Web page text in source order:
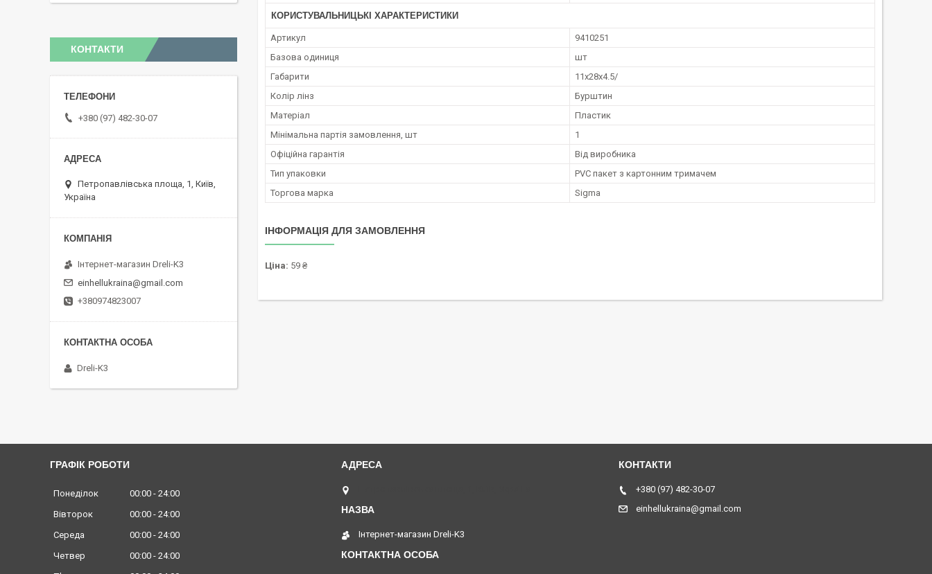
КОРИСТУВАЛЬНИЦЬКІ ХАРАКТЕРИСТИКИ
Артикул
9410251
Базова одиниця
шт
Габарити
11x28x4.5/
Колір лінз
Бурштин
Матеріал
Пластик
Мінімальна партія замовлення, шт
1
Офіційна гарантія
Від виробника
Тип упаковки
PVC пакет з картонним тримачем
Торгова марка
Sigma
ІНФОРМАЦІЯ ДЛЯ ЗАМОВЛЕННЯ
Ціна: 59 ₴
КОНТАКТИ
+380 (97) 482-30-07
Петропавлівська площа, 1, Київ,
Україна
Інтернет-магазин Dreli-K3
einhellukraina@gmail.com
+380974823007
Dreli-K3
ГРАФІК РОБОТИ
Понеділок 00:00
24:00
Вівторок
00:00
24:00
Середа
00:00
24:00
Четвер
00:00
24:00
Інтернет-магазин Dreli-K3
+380 (97) 482-30-07
einhellukraina@gmail.com